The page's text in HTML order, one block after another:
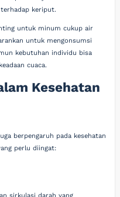
keriput.
untuk minum cukup air
untuk mengonsumsi
kebutuhan individu bisa
cuaca.
Kesehatan
berpengaruh pada kesehatan
perlu diingat: